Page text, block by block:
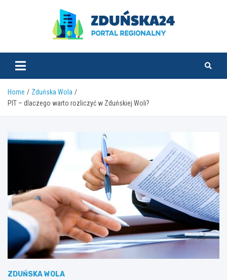
zdunska24.pl
Home
Zduńska Wola
PIT – dlaczego warto rozliczyć w Zduńskiej Woli?
ZDUŃSKA WOLA